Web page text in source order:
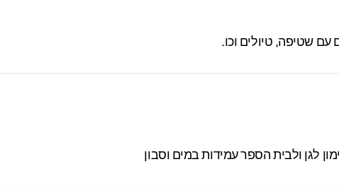
שטיפה, טיולים וכו.
לגן ולבית הספר עמידות במים וסבון